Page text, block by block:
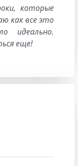
которые
как все это
идеально.
еще!